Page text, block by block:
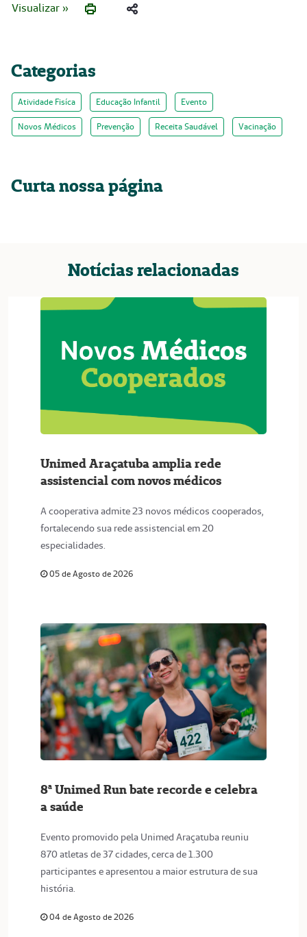
Visualizar »
Categorias
Atividade Fisíca Educação Infantil Evento
Novos Médicos Prevenção Receita Saudável Vacinação
Curta nossa página
Notícias relacionadas
Unimed Araçatuba amplia rede
assistencial com novos médicos
A cooperativa admite 23 novos médicos cooperados,
fortalecendo sua rede assistencial em 20
especialidades.
05 de Agosto de 2026
8ª Unimed Run bate recorde e celebra
a saúde
Evento promovido pela Unimed Araçatuba reuniu
870 atletas de 37 cidades, cerca de 1.300
participantes e apresentou a maior estrutura de sua
história.
04 de Agosto de 2026